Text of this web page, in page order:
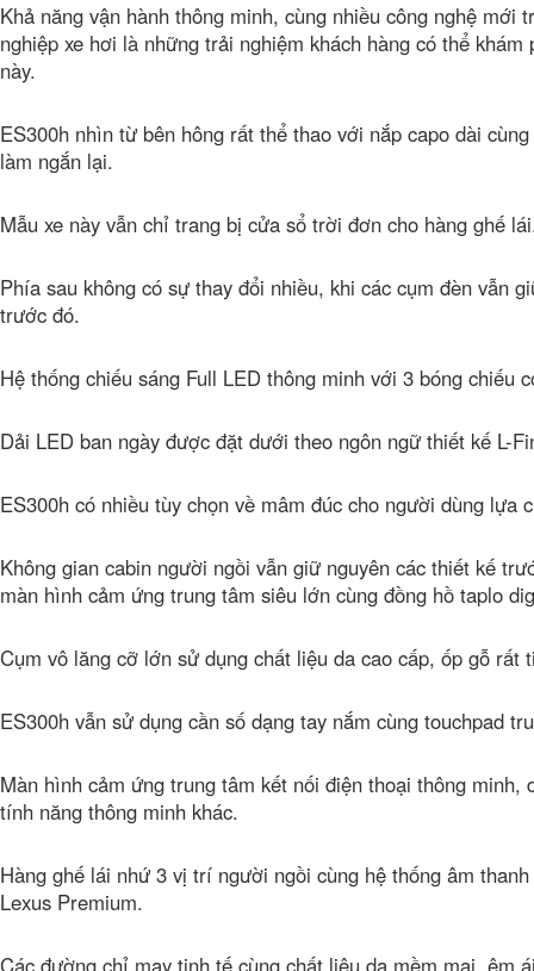
Khả năng vận hành thông minh, cùng nhiều công nghệ mới
nghiệp xe hơi là những trải nghiệm khách hàng có thể khám
này.
ES300h nhìn từ bên hông rất thể thao với nắp capo dài
làm ngắn lại.
Mẫu xe này vẫn chỉ trang bị cửa sổ trời đơn cho hàng ghế
Phía sau không có sự thay đổi nhiều, khi các cụm đèn vẫn
trước đó.
Hệ thống chiếu sáng Full LED thông minh với 3 bóng chiếu
Dải LED ban ngày được đặt dưới theo ngôn ngữ thiết kế L-
ES300h có nhiều tùy chọn về mâm đúc cho người dùng lựa
Không gian cabin người ngồi vẫn giữ nguyên các thiết kế
màn hình cảm ứng trung tâm siêu lớn cùng đồng hồ taplo
Cụm vô lăng cỡ lớn sử dụng chất liệu da cao cấp, ốp gỗ rất
ES300h vẫn sử dụng cần số dạng tay nắm cùng touchpad
Màn hình cảm ứng trung tâm kết nối điện thoại thông minh,
tính năng thông minh khác.
Hàng ghế lái nhứ 3 vị trí người ngồi cùng hệ thống âm
Lexus Premium.